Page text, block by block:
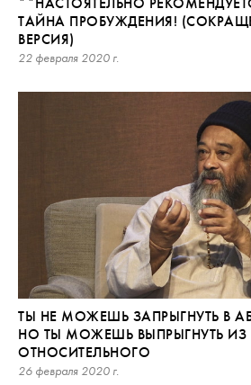
ТАЙНА ПРОБУЖДЕНИЯ!
ВЕРСИЯ)
22 февраля 2020 г.
ТЫ НЕ МОЖЕШЬ ЗАПРЫГНУТЬ В
НО ТЫ МОЖЕШЬ ВЫПРЫГНУТЬ ИЗ
ОТНОСИТЕЛЬНОГО
26 февраля 2020 г.